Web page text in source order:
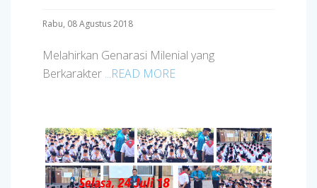
Rabu, 08 Agustus 2018
Melahirkan Genarasi Milenial yang
Berkarakter ...READ MORE